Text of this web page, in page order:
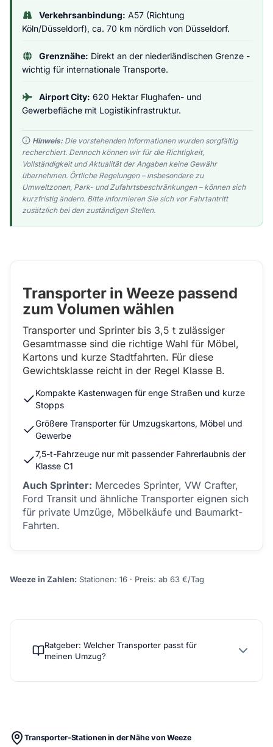
Verkehrsanbindung: A57 (Richtung
Köln/Düsseldorf), ca. 70 km nördlich von Düsseldorf.
Grenznähe: Direkt an der niederländischen Grenze -
wichtig für internationale Transporte.
Airport City: 620 Hektar Flughafen- und
Gewerbefläche mit Logistikinfrastruktur.
Hinweis:Die vorstehenden Informationen wurden sorgfältig
recherchiert. Dennoch können wir für die Richtigkeit,
Vollständigkeit und Aktualität der Angaben keine Gewähr
übernehmen. Örtliche Regelungen – insbesondere zu
Umweltzonen, Park- und Zufahrtsbeschränkungen – können sich
kurzfristig ändern. Bitte informieren Sie sich vor Fahrtantritt
zusätzlich bei den zuständigen Stellen.
Transporter in Weeze passend
zum Volumen wählen
Transporter und Sprinter bis 3,5 t zulässiger
Gesamtmasse sind die richtige Wahl für Möbel,
Kartons und kurze Stadtfahrten. Für diese
Gewichtsklasse reicht in der Regel Klasse B.
Kompakte Kastenwagen für enge Straßen und kurze
Stopps
Größere Transporter für Umzugskartons, Möbel und
Gewerbe
7,5-t-Fahrzeuge nur mit passender Fahrerlaubnis der
Klasse C1
Auch Sprinter: Mercedes Sprinter, VW Crafter,
Ford Transit und ähnliche Transporter eignen sich
für private Umzüge, Möbelkäufe und Baumarkt-
Fahrten.
Weeze in Zahlen: Stationen: 16 · Preis: ab 63 €/Tag
Ratgeber: Welcher Transporter passt für
meinen Umzug?
Transporter-Stationen in der Nähe von Weeze